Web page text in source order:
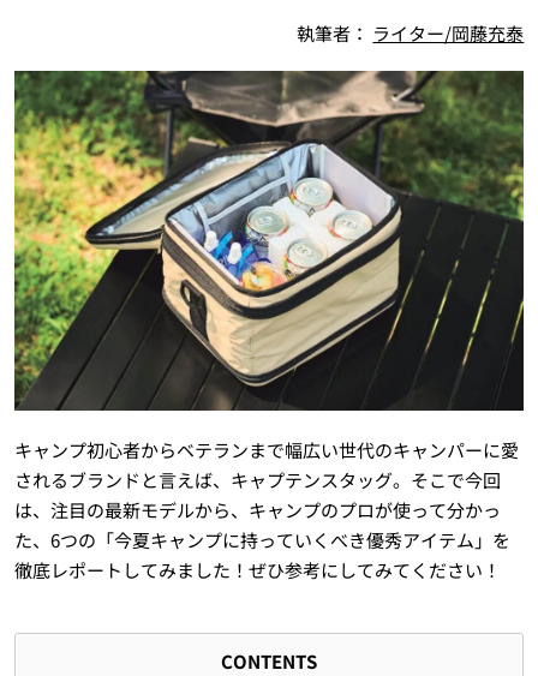
執筆者： ライター/岡藤充泰
キャンプ初心者からベテランまで幅広い世代のキャンパーに愛
されるブランドと言えば、キャプテンスタッグ。そこで今回
は、注目の最新モデルから、キャンプのプロが使って分かっ
た、6つの「今夏キャンプに持っていくべき優秀アイテム」を
徹底レポートしてみました！ぜひ参考にしてみてください！
CONTENTS